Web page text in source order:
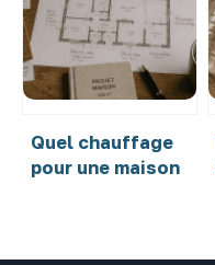
prix de 50 %
Quel chauffage
pour une maison